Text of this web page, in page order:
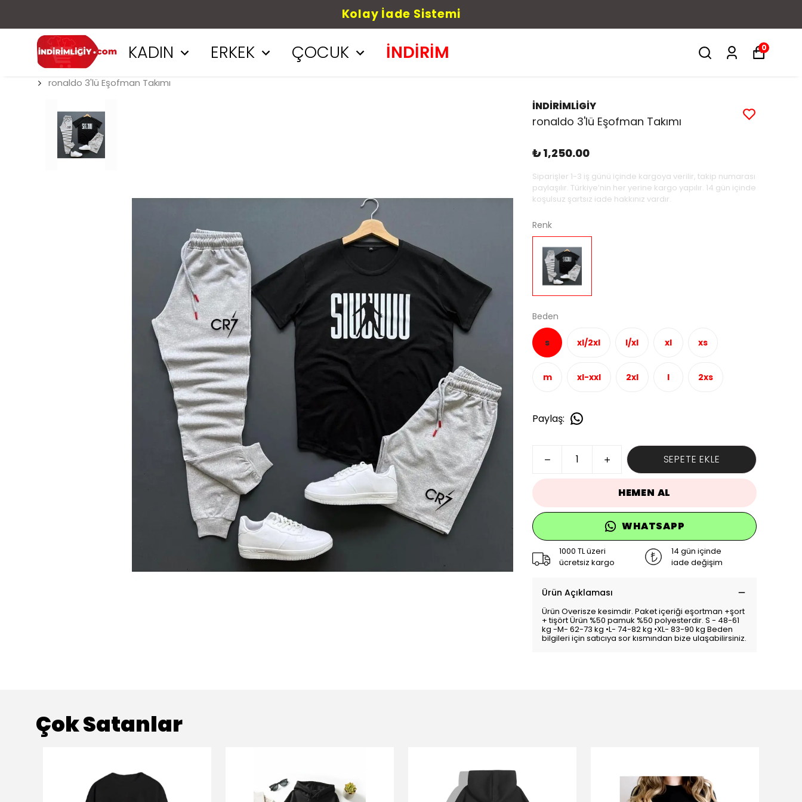
Kolay İade Sistemi
KADIN ERKEK ÇOCUK İNDİRİM 0
ronaldo 3'lü Eşofman Takımı
İNDİRİMLİGİY
ronaldo 3'lü Eşofman Takımı
₺ 1,250.00
Siparişler 1-3 iş günü içinde kargoya verilir, takip numarası
paylaşılır. Türkiye’nin her yerine kargo yapılır. 14 gün içinde
koşulsuz şartsız iade hakkınız vardır.
Renk
Beden
s xl/2xl l/xl xl xs
m xl-xxl 2xl l 2xs
Paylaş:
SEPETE EKLE
HEMEN AL
WHATSAPP
1000 TL üzeri
ücretsiz kargo
14 gün içinde
iade değişim
Ürün Açıklaması
Ürün Overisze kesimdir. Paket içeriği eşortman +şort
+ tişört Ürün %50 pamuk %50 polyesterdir. S - 48-61
kg -M- 62-73 kg •L- 74-82 kg •XL- 83-90 kg Beden
bilgileri için satıcıya sor kısmından bize ulaşabilirsiniz.
Çok Satanlar